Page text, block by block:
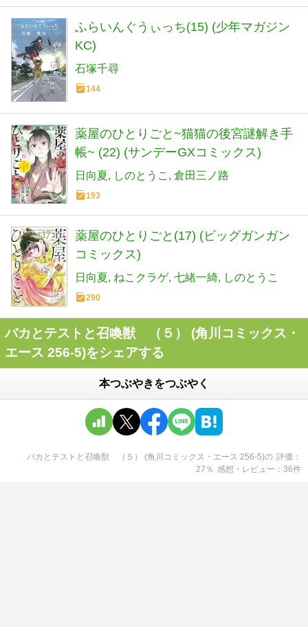
ふらいんぐうぃっち(15) (少年マガジン
KC)
石塚千尋
144
薬屋のひとりごと~猫猫の後宮謎解き手
帳~ (22) (サンデーGXコミックス)
日向夏 しのとうこ 倉田三ノ路
193
薬屋のひとりごと(17) (ビッグガンガン
コミックス)
日向夏 ねこクラゲ 七緒一綺 しのとうこ
290
バカとテストと召喚獣 （５） (角川コミックス・
エース 256-5)をシェアする
本つぶやきをつぶやく
バカとテストと召喚獣 （５） (角川コミックス・エース 256-5)の 評価
27 ％ 感想・レビュー 36件